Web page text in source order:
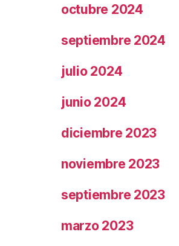
octubre 2024
septiembre 2024
julio 2024
junio 2024
diciembre 2023
noviembre 2023
septiembre 2023
marzo 2023